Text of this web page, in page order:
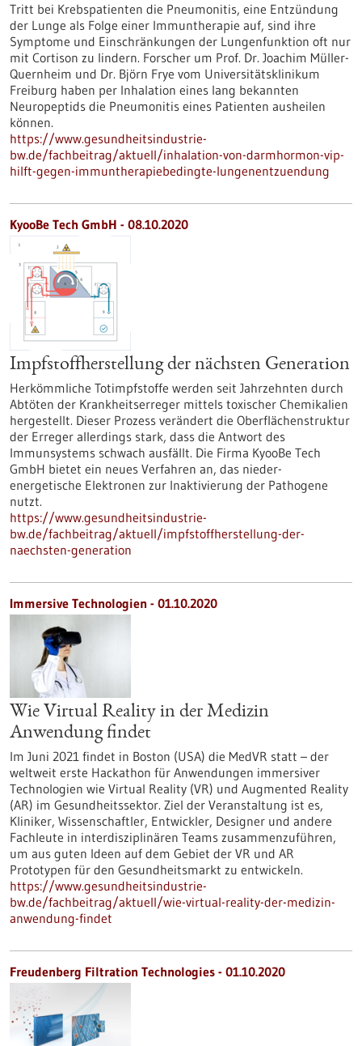
Tritt bei Krebspatienten die Pneumonitis, eine Entzündung
der Lunge als Folge einer Immuntherapie auf, sind ihre
Symptome und Einschränkungen der Lungenfunktion oft nur
mit Cortison zu lindern. Forscher um Prof. Dr. Joachim Müller-
Quernheim und Dr. Björn Frye vom Universitätsklinikum
Freiburg haben per Inhalation eines lang bekannten
Neuropeptids die Pneumonitis eines Patienten ausheilen
können.
https://www.gesundheitsindustrie-
bw.de/fachbeitrag/aktuell/inhalation-von-darmhormon-vip-
hilft-gegen-immuntherapiebedingte-lungenentzuendung
KyooBe Tech GmbH - 08.10.2020
Impfstoffherstellung der nächsten Generation
Herkömmliche Totimpfstoffe werden seit Jahrzehnten durch
Abtöten der Krankheitserreger mittels toxischer Chemikalien
hergestellt. Dieser Prozess verändert die Oberflächenstruktur
der Erreger allerdings stark, dass die Antwort des
Immunsystems schwach ausfällt. Die Firma KyooBe Tech
GmbH bietet ein neues Verfahren an, das nieder-
energetische Elektronen zur Inaktivierung der Pathogene
nutzt.
https://www.gesundheitsindustrie-
bw.de/fachbeitrag/aktuell/impfstoffherstellung-der-
naechsten-generation
Immersive Technologien - 01.10.2020
Wie Virtual Reality in der Medizin
Anwendung findet
Im Juni 2021 findet in Boston (USA) die MedVR statt – der
weltweit erste Hackathon für Anwendungen immersiver
Technologien wie Virtual Reality (VR) und Augmented Reality
(AR) im Gesundheitssektor. Ziel der Veranstaltung ist es,
Kliniker, Wissenschaftler, Entwickler, Designer und andere
Fachleute in interdisziplinären Teams zusammenzuführen,
um aus guten Ideen auf dem Gebiet der VR und AR
Prototypen für den Gesundheitsmarkt zu entwickeln.
https://www.gesundheitsindustrie-
bw.de/fachbeitrag/aktuell/wie-virtual-reality-der-medizin-
anwendung-findet
Freudenberg Filtration Technologies - 01.10.2020